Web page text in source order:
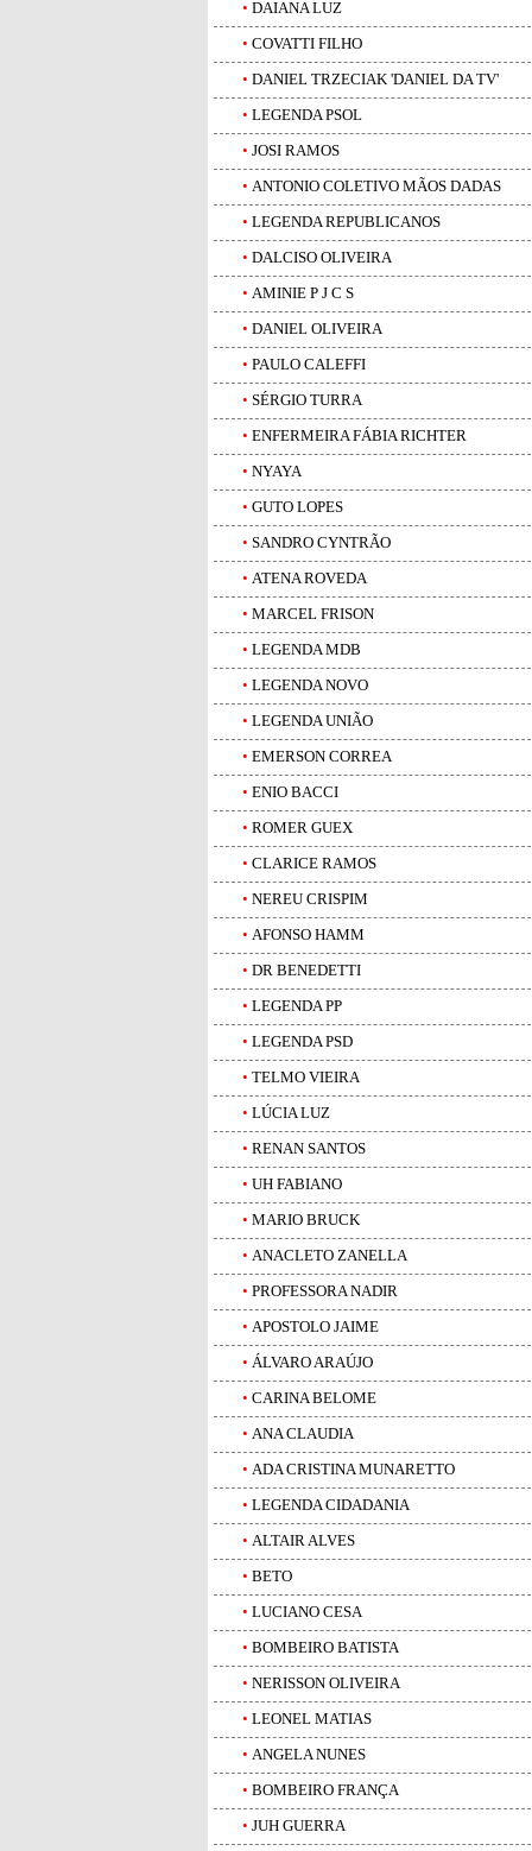
• DAIANA LUZ
• COVATTI FILHO
• DANIEL TRZECIAK 'DANIEL DA TV'
• LEGENDA PSOL
• JOSI RAMOS
• ANTONIO COLETIVO MÃOS DADAS
• LEGENDA REPUBLICANOS
• DALCISO OLIVEIRA
• AMINIE P J C S
• DANIEL OLIVEIRA
• PAULO CALEFFI
• SÉRGIO TURRA
• ENFERMEIRA FÁBIA RICHTER
• NYAYA
• GUTO LOPES
• SANDRO CYNTRÃO
• ATENA ROVEDA
• MARCEL FRISON
• LEGENDA MDB
• LEGENDA NOVO
• LEGENDA UNIÃO
• EMERSON CORREA
• ENIO BACCI
• ROMER GUEX
• CLARICE RAMOS
• NEREU CRISPIM
• AFONSO HAMM
• DR BENEDETTI
• LEGENDA PP
• LEGENDA PSD
• TELMO VIEIRA
• LÚCIA LUZ
• RENAN SANTOS
• UH FABIANO
• MARIO BRUCK
• ANACLETO ZANELLA
• PROFESSORA NADIR
• APOSTOLO JAIME
• ÁLVARO ARAÚJO
• CARINA BELOME
• ANA CLAUDIA
• ADA CRISTINA MUNARETTO
• LEGENDA CIDADANIA
• ALTAIR ALVES
• BETO
• LUCIANO CESA
• BOMBEIRO BATISTA
• NERISSON OLIVEIRA
• LEONEL MATIAS
• ANGELA NUNES
• BOMBEIRO FRANÇA
• JUH GUERRA